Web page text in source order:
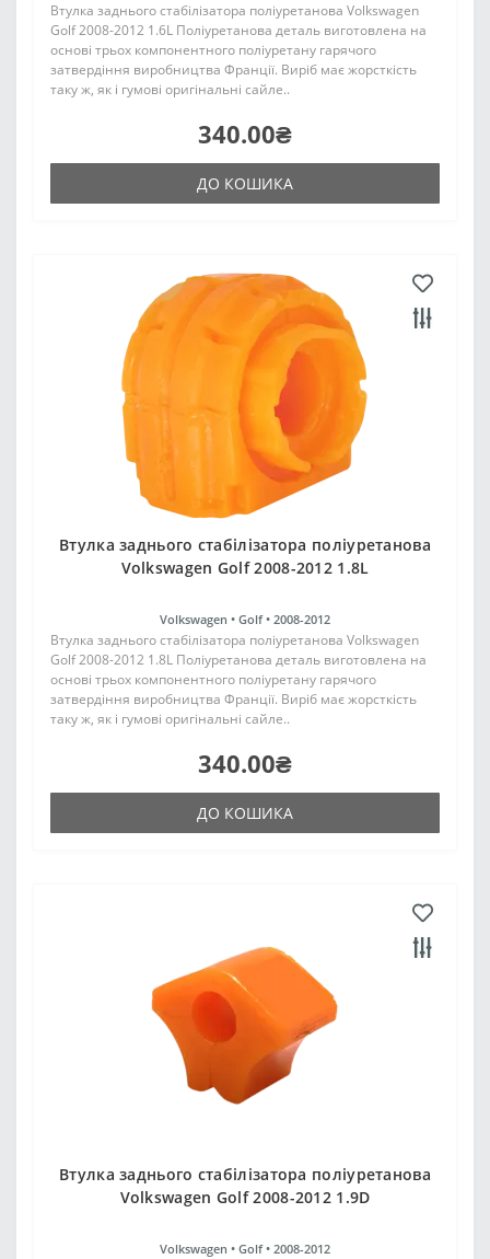
Втулка заднього стабілізатора поліуретанова Volkswagen
Golf 2008-2012 1.6L Поліуретанова деталь виготовлена на
основі трьох компонентного поліуретану гарячого
затвердіння виробництва Франції. Виріб має жорсткість
таку ж, як і гумові оригінальні сайле..
340.00₴
ДО КОШИКА
Втулка заднього стабілізатора поліуретанова
Volkswagen Golf 2008-2012 1.8L
Volkswagen • Golf • 2008-2012
Втулка заднього стабілізатора поліуретанова Volkswagen
Golf 2008-2012 1.8L Поліуретанова деталь виготовлена на
основі трьох компонентного поліуретану гарячого
затвердіння виробництва Франції. Виріб має жорсткість
таку ж, як і гумові оригінальні сайле..
340.00₴
ДО КОШИКА
Втулка заднього стабілізатора поліуретанова
Volkswagen Golf 2008-2012 1.9D
Volkswagen • Golf • 2008-2012